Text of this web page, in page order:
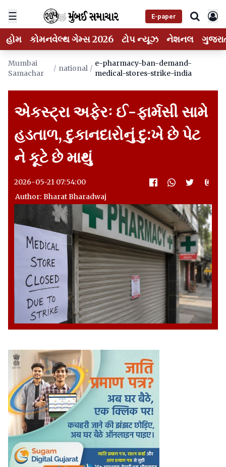
☰ E-paper
હોમ કોમનવેલ્થ ગેમ્સ 2026 ટોપ ન્યૂઝ નેશનલ
Mumbai
Samachar
/ national /
e-pharmacy-ban-demand-
medical-stores-strike-india
એકસ્ટ્રા અફેરઃ ઈ-ફાર્મસી સામે
હડતાળ, દુકાનદારોનું દુ:ખે છે પેટ
ને કૂટે છે માથું
2026-05-21 07:54:00
Author: Bharat Bharadwaj